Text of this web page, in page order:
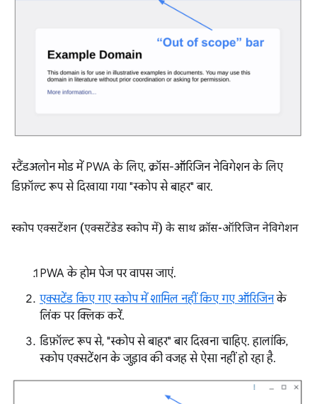
स्टैंडअलोन मोड में PWA के लिए, क्रॉस-ऑरिजिन नेविगेशन के लिए
डिफ़ॉल्ट रूप से दिखाया गया "स्कोप से बाहर" बार.
स्कोप एक्सटेंशन (एक्सटेंडेड स्कोप में) के साथ क्रॉस-ऑरिजिन नेविगेशन
PWA के होम पेज पर वापस जाएं.
एक्सटेंड किए गए स्कोप में शामिल नहीं किए गए ऑरिजिनके
लिंक पर क्लिक करें.
डिफ़ॉल्ट रूप से, "स्कोप से बाहर" बार दिखना चाहिए. हालांकि,
स्कोप एक्सटेंशन के जुड़ाव की वजह से ऐसा नहीं हो रहा है.